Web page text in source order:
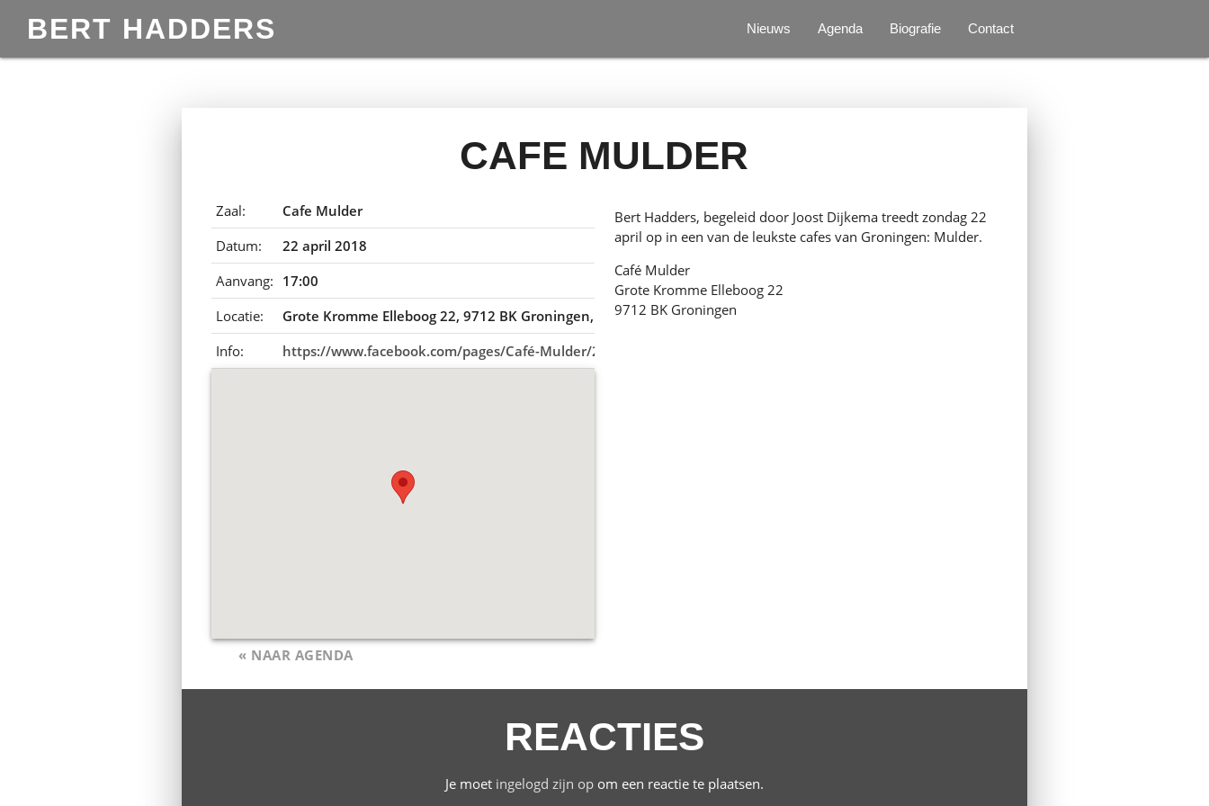
BERT HADDERS Nieuws Agenda Biografie Contact
CAFE MULDER
Zaal:
Cafe Mulder
Datum:
22 april 2018
Aanvang: 17:00
Locatie:
Grote Kromme Elleboog 22, 9712 BK Groningen, Nederland
Info:
https://www.facebook.com/pages/Café-Mulder/297979590312387
Bert Hadders, begeleid door Joost Dijkema treedt zondag 22
april op in een van de leukste cafes van Groningen: Mulder.
Café Mulder
Grote Kromme Elleboog 22
9712 BK Groningen
« NAAR AGENDA
REACTIES
Je moet ingelogd zijn opom een reactie te plaatsen.